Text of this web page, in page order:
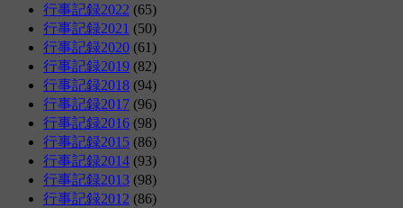
行事記録2022 (65)
行事記録2021 (50)
行事記録2020 (61)
行事記録2019 (82)
行事記録2018 (94)
行事記録2017 (96)
行事記録2016 (98)
行事記録2015 (86)
行事記録2014 (93)
行事記録2013 (98)
行事記録2012 (86)